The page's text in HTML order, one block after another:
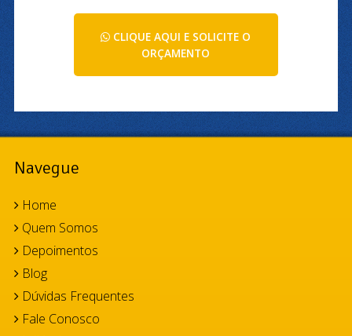
CLIQUE AQUI E SOLICITE O
ORÇAMENTO
Navegue
Home
Quem Somos
Depoimentos
Blog
Dúvidas Frequentes
Fale Conosco